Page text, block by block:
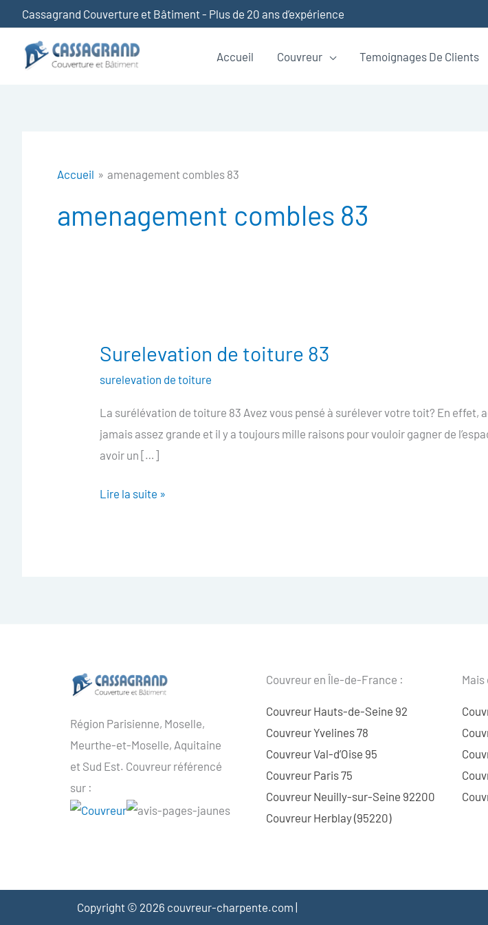
au
contenu
Cassagrand Couverture et Bâtiment - Plus de 20 ans d’expérience
Accueil Couvreur Temoignages De Clients
Accueil amenagement combles 83
amenagement combles 83
Surelevation de toiture 83
surelevation de toiture
La surélévation de toiture 83 Avez vous pensé à surélever votre toit? En effet,
jamais assez grande et il y a toujours mille raisons pour vouloir gagner de
avoir un […]
Surelevation
83
Lire la suite »
Région Parisienne, Moselle,
Meurthe-et-Moselle, Aquitaine
et Sud Est. Couvreur référencé
sur :
Couvreur en Île-de-France :
Couvreur Hauts-de-Seine 92
Couvreur Yvelines 78
Couvreur Val-d’Oise 95
Couvreur Paris 75
Couvreur Neuilly-sur-Seine 92200
Couvreur Herblay (95220)
Copyright © 2026 couvreur-charpente.com |